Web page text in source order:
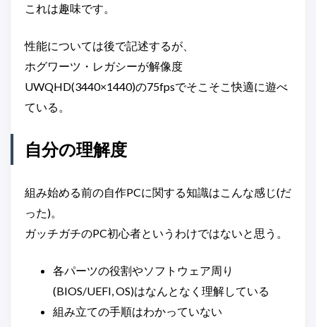
これは趣味です。
性能については後で記述するが、
ホグワーツ・レガシーが解像度
UWQHD(3440×1440)の75fpsでそこそこ快適に遊べ
ている。
自分の理解度
組み始める前の自作PCに関する知識はこんな感じ(だ
った)。
ガッチガチのPC初心者というわけではないと思う。
各パーツの役割やソフトウェア周り
(BIOS/UEFI, OS)はなんとなく理解している
組み立ての手順はわかっていない